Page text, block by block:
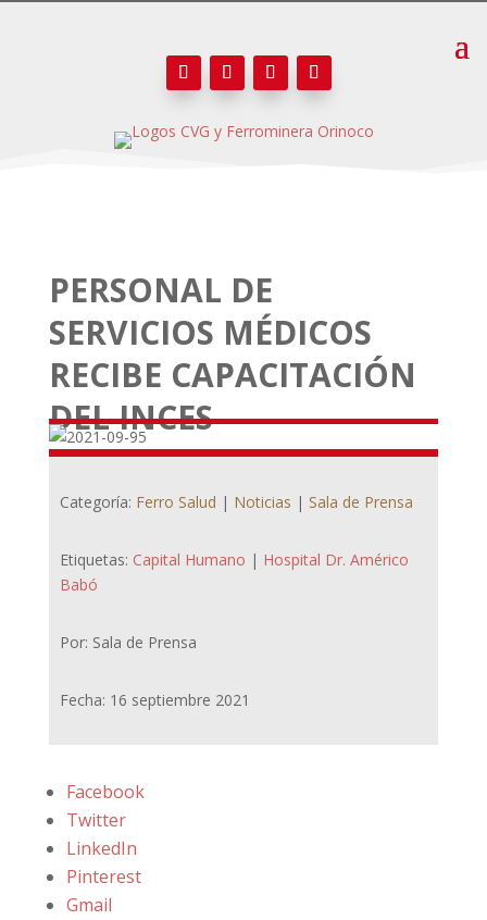
PERSONAL DE
SERVICIOS MÉDICOS
RECIBE CAPACITACIÓN
DEL INCES
Categoría: Ferro Salud | Noticias | Sala de Prensa
Etiquetas: Capital Humano | Hospital Dr. Américo
Babó
Por: Sala de Prensa
Fecha: 16 septiembre 2021
Facebook
Twitter
LinkedIn
Pinterest
Gmail